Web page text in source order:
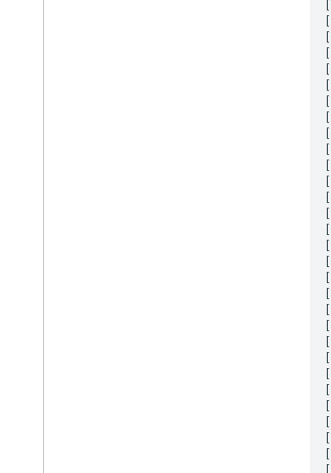
[
[
[
[
[
[
[
[
[
[
[
[
[
[
[
[
[
[
[
[
[
[
[
[
[
[
[
[
[
[